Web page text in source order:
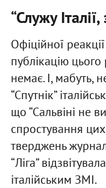
“Служу
Офіційної
публікацію
немає. І, мабуть,
“Спутнік”
що “Сальвіні не
спростування
тверджень
“Ліга”
італійським ЗМІ.